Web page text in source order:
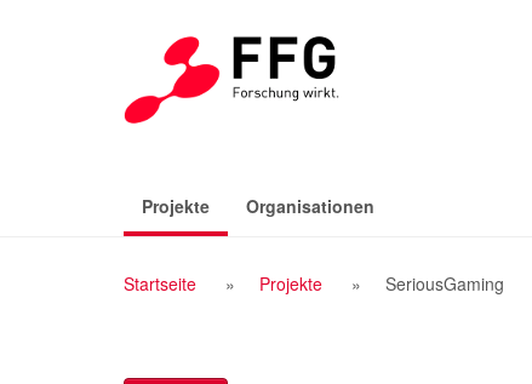
Projekte(aktiv)Organisationen
Breadcrumb
Startseite Projekte SeriousGaming